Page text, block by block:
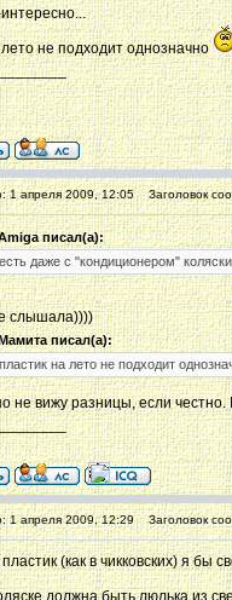
лето не подходит однозначно
1 апреля 2009, 12:05 Заголовок
писал(а):
есть даже с "кондиционером" коляски
слышала))))
писал(а):
пластик на лето не подходит
не вижу разницы, если
1 апреля 2009, 12:29 Заголовок
(как в чикковских) я бы
должна быть люлька из